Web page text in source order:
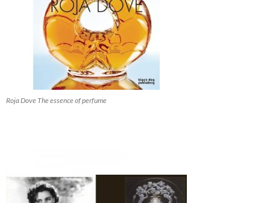
Roja Dove The essence of perfume